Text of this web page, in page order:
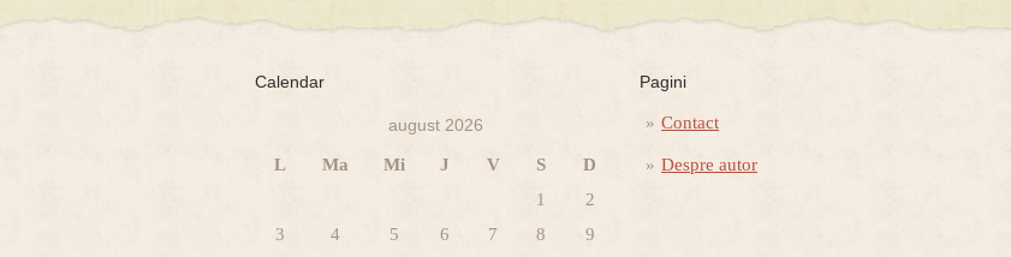
Calendar
august 2026
L Ma Mi J V S
D
1
2
3
4 5 6 7 8 9
Pagini
Contact
Despre autor